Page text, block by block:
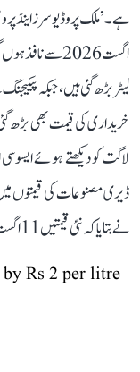
خریداری کی قیمت بھی بڑھ
نے بتایا کہ نئی قیمتیں 11 اگست سے نافذ ہوں گی۔
Rs 2 per litre